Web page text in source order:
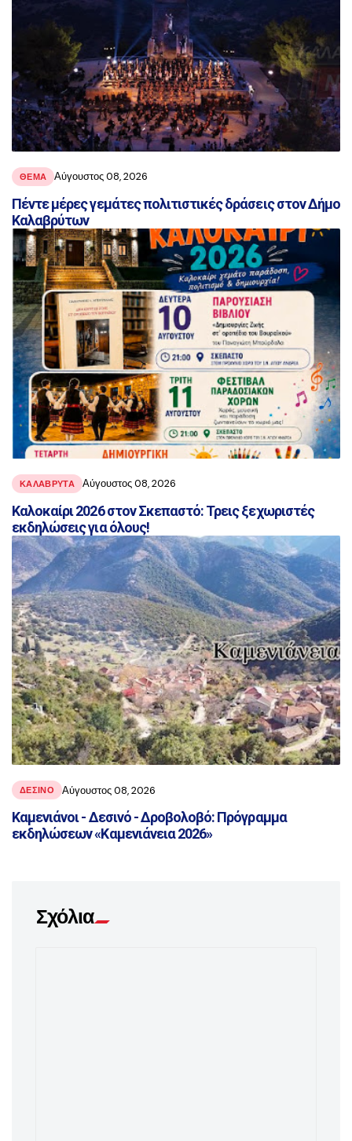
ΘΕΜΑ Αύγουστος 08, 2026
Πέντε μέρες γεμάτες πολιτιστικές δράσεις στον Δήμο
Καλαβρύτων
ΚΑΛΑΒΡΥΤΑ Αύγουστος 08, 2026
Καλοκαίρι 2026 στον Σκεπαστό: Τρεις ξεχωριστές
εκδηλώσεις για όλους!
ΔΕΣΙΝΌ Αύγουστος 08, 2026
Καμενιάνοι - Δεσινό - Δροβολοβό: Πρόγραμμα
εκδηλώσεων «Καμενιάνεια 2026»
Σχόλια